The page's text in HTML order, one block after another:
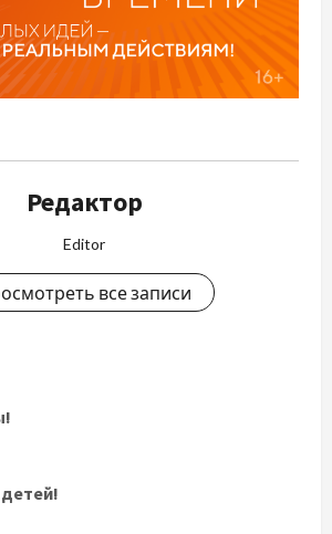
Редактор
Editor
все записи